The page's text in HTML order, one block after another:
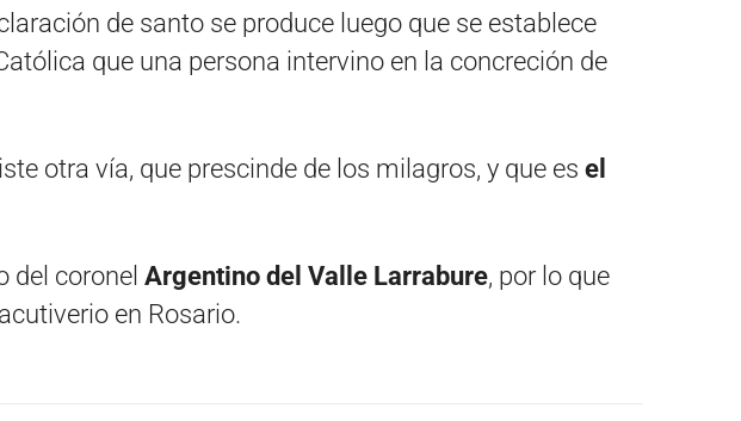
de santo se produce luego que se establece
que una persona intervino en la concreción de
otra vía, que prescinde de los milagros, y que es el
del coronel Argentino del Valle Larrabure, por lo que
en Rosario.